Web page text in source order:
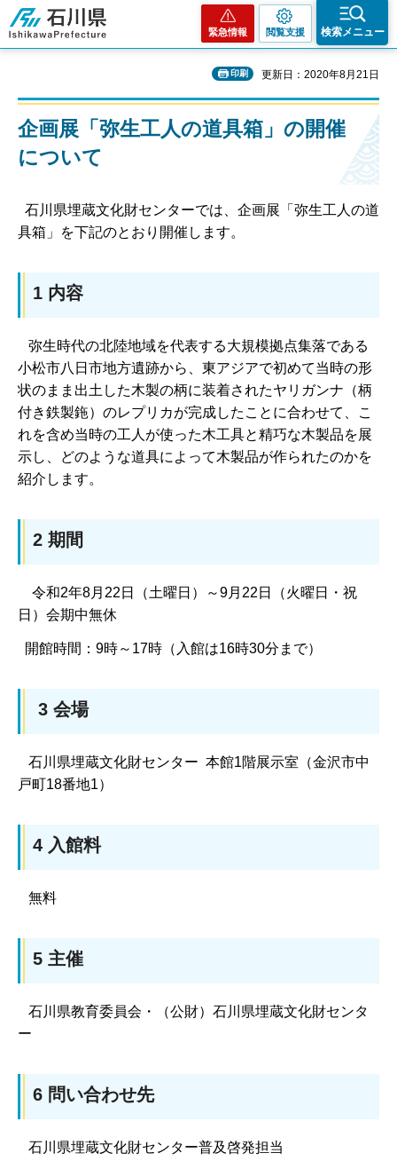
石川県
緊急情報 閲覧支援 検索メニュー
印刷 更新日：2020年8月21日
企画展「弥生工人の道具箱」の開催
について
石川県埋蔵文化財センターでは、企画展「弥生工人の道
具箱」を下記のとおり開催します。
1 内容
弥生時代の北陸地域を代表する大規模拠点集落である
小松市八日市地方遺跡から、東アジアで初めて当時の形
状のまま出土した木製の柄に装着されたヤリガンナ（柄
付き鉄製鉇）のレプリカが完成したことに合わせて、こ
れを含め当時の工人が使った木工具と精巧な木製品を展
示し、どのような道具によって木製品が作られたのかを
紹介します。
2 期間
令和2年8月22日（土曜日）～9月22日（火曜日・祝
日）会期中無休
開館時間：9時～17時（入館は16時30分まで）
3 会場
石川県埋蔵文化財センター 本館1階展示室（金沢市中
戸町18番地1）
4 入館料
無料
5 主催
石川県教育委員会・（公財）石川県埋蔵文化財センタ
ー
6 問い合わせ先
石川県埋蔵文化財センター普及啓発担当